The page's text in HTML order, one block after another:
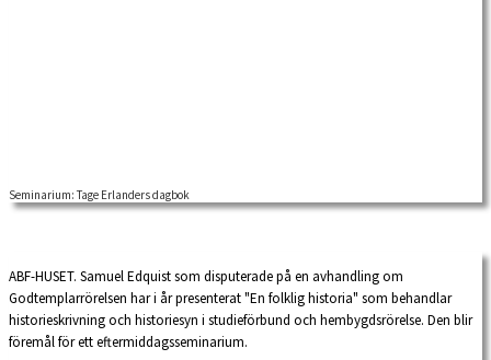
Seminarium: Tage Erlanders dagbok
ABF-HUSET. Samuel Edquist som disputerade på en avhandling om
Godtemplarrörelsen har i år presenterat "En folklig historia" som behandlar
historieskrivning och historiesyn i studieförbund och hembygdsrörelse. Den blir
föremål för ett eftermiddagsseminarium.